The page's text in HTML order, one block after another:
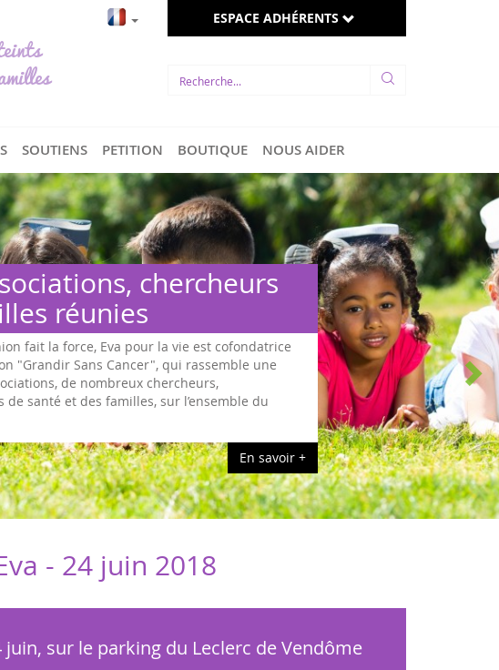
ESPACE ADHÉRENTS
SOUTIENS PETITION BOUTIQUE NOUS AIDER
chercheurs
réunies
fait la force, Eva pour la vie est cofondatrice
"Grandir Sans Cancer", qui rassemble une
de nombreux chercheurs,
de santé et des familles, sur l’ensemble du
En savoir +
- 24 juin 2018
sur le parking du Leclerc de Vendôme